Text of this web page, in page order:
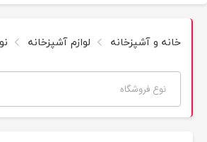
خانه و آشپزخانه لوازم آشپزخانه
نوع فروشگاه